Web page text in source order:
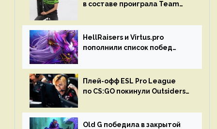
в составе проиграла Team
HellRaisers и Virtus.pro
пополнили список побед
Плей-офф ESL Pro League
по CS:GO покинули Outsiders
Old G победила в закрытой